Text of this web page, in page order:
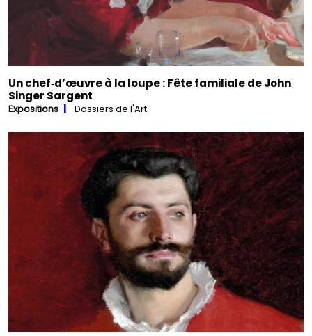
Un chef‑d’œuvre à la loupe : Fête familiale de John
Singer Sargent
Expositions Dossiers de l'Art